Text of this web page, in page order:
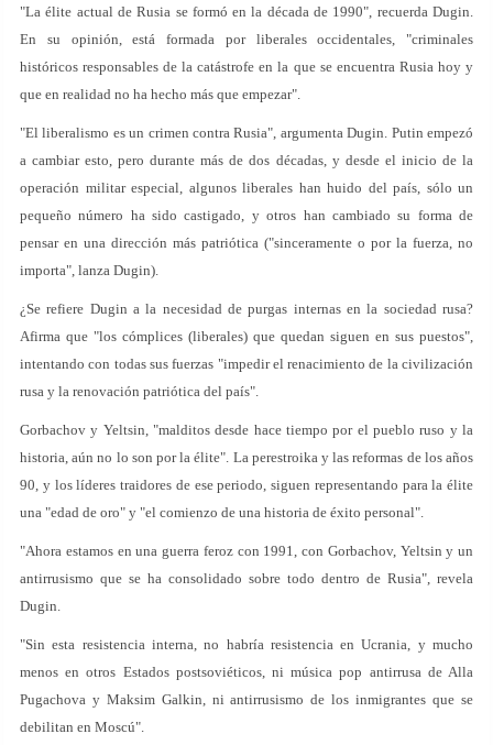
"La élite actual de Rusia se formó en la década de 1990", recuerda Dugin.
En su opinión, está formada por liberales occidentales, "criminales
históricos responsables de la catástrofe en la que se encuentra Rusia hoy y
que en realidad no ha hecho más que empezar".
"El liberalismo es un crimen contra Rusia", argumenta Dugin. Putin empezó
a cambiar esto, pero durante más de dos décadas, y desde el inicio de la
operación militar especial, algunos liberales han huido del país, sólo un
pequeño número ha sido castigado, y otros han cambiado su forma de
pensar en una dirección más patriótica ("sinceramente o por la fuerza, no
importa", lanza Dugin).
¿Se refiere Dugin a la necesidad de purgas internas en la sociedad rusa?
Afirma que "los cómplices (liberales) que quedan siguen en sus puestos",
intentando con todas sus fuerzas "impedir el renacimiento de la civilización
rusa y la renovación patriótica del país".
Gorbachov y Yeltsin, "malditos desde hace tiempo por el pueblo ruso y la
historia, aún no lo son por la élite". La perestroika y las reformas de los años
90, y los líderes traidores de ese periodo, siguen representando para la élite
una "edad de oro" y "el comienzo de una historia de éxito personal".
"Ahora estamos en una guerra feroz con 1991, con Gorbachov, Yeltsin y un
antirrusismo que se ha consolidado sobre todo dentro de Rusia", revela
Dugin.
"Sin esta resistencia interna, no habría resistencia en Ucrania, y mucho
menos en otros Estados postsoviéticos, ni música pop antirrusa de Alla
Pugachova y Maksim Galkin, ni antirrusismo de los inmigrantes que se
debilitan en Moscú".